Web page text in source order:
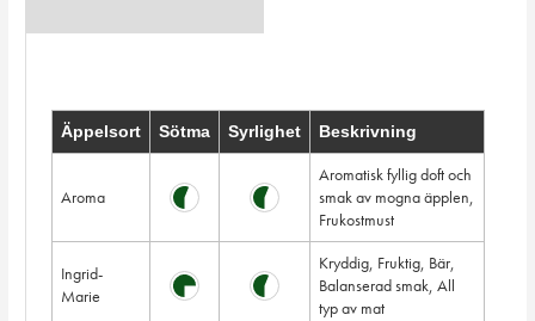
Äppelsort Sötma Syrlighet Beskrivning
Aroma
Aromatisk fyllig doft och
smak av mogna äpplen,
Frukostmust
Ingrid-
Marie
Kryddig, Fruktig, Bär,
Balanserad smak, All
typ av mat